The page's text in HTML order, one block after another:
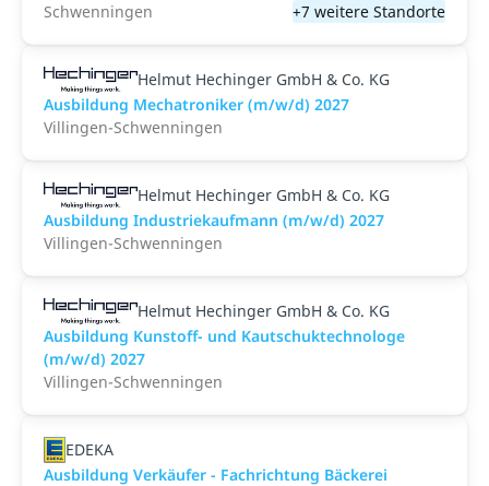
Schwenningen
+7 weitere Standorte
Helmut Hechinger GmbH & Co. KG
Ausbildung Mechatroniker (m/w/d) 2027
Villingen-Schwenningen
Helmut Hechinger GmbH & Co. KG
Ausbildung Industriekaufmann (m/w/d) 2027
Villingen-Schwenningen
Helmut Hechinger GmbH & Co. KG
Ausbildung Kunstoff- und Kautschuktechnologe
(m/w/d) 2027
Villingen-Schwenningen
EDEKA
Ausbildung Verkäufer - Fachrichtung Bäckerei